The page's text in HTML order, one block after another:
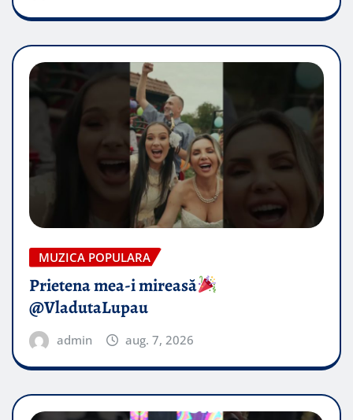
MUZICA POPULARA
Prietena mea-i mireasă​
@VladutaLupau
admin aug. 7, 2026